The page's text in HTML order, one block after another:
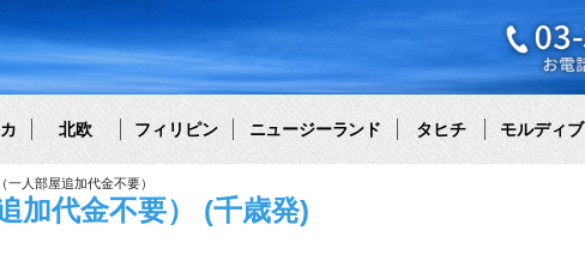
北欧 フィリピン ニュージーランド タヒチ モルディブ
人部屋追加代金不要）
加代金不要） (千歳発)